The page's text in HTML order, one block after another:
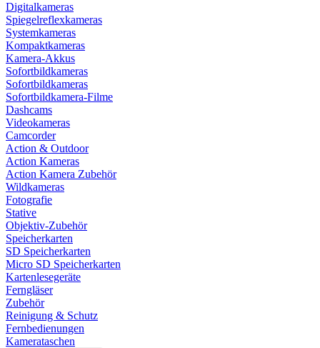
Digitalkameras
Spiegelreflexkameras
Systemkameras
Kompaktkameras
Kamera-Akkus
Sofortbildkameras
Sofortbildkameras
Sofortbildkamera-Filme
Dashcams
Videokameras
Camcorder
Action & Outdoor
Action Kameras
Action Kamera Zubehör
Wildkameras
Fotografie
Stative
Objektiv-Zubehör
Speicherkarten
SD Speicherkarten
Micro SD Speicherkarten
Kartenlesegeräte
Ferngläser
Zubehör
Reinigung & Schutz
Fernbedienungen
Kamerataschen